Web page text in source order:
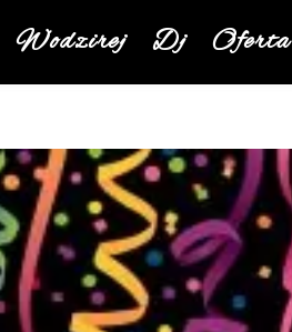
Wodzirej Dj Oferta